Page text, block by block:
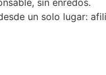
sin enredos.
un solo lugar: